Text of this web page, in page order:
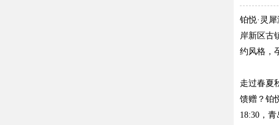
铂悦·灵
岸新区古
约风格，
走过春夏
馈赠？铂
18:30，